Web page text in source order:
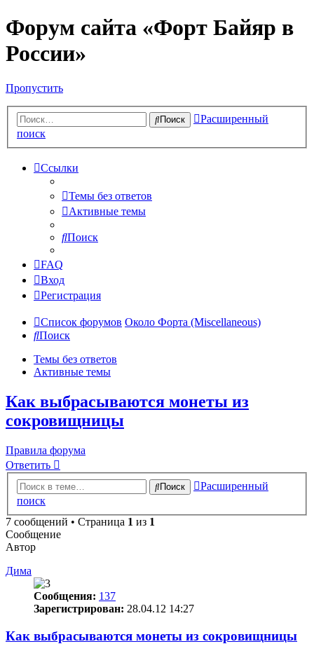
Форум сайта «Форт Байяр в
России»
Пропустить
Поиск
Расширенный
поиск
Ссылки
Темы без ответов
Активные темы
Поиск
FAQ
Вход
Регистрация
Список форумов Около Форта (Miscellaneous)
Поиск
Темы без ответов
Активные темы
Как выбрасываются монеты из
сокровищницы
Правила форума
Ответить
Поиск
Расширенный
поиск
7 сообщений • Страница 1 из 1
Сообщение
Автор
Дима
Сообщения: 137
Зарегистрирован: 28.04.12 14:27
Как выбрасываются монеты из сокровищницы